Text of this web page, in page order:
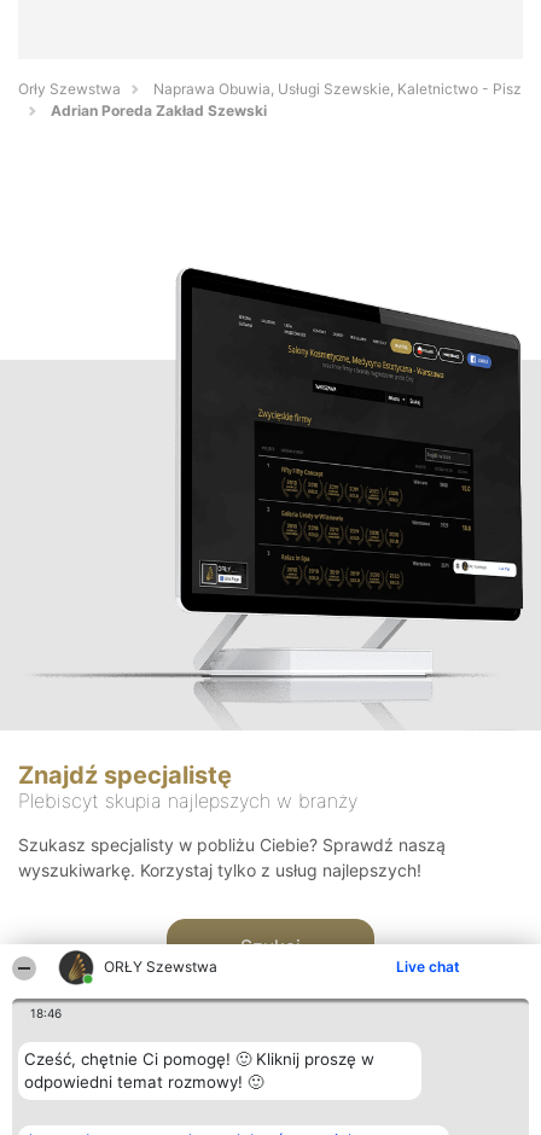
ORŁY Szewstwa Live chat
18:46
Cześć, chętnie Ci pomogę! 🙂 Kliknij proszę w
odpowiedni temat rozmowy! 🙂
Orły Szewstwa
Naprawa Obuwia, Usługi Szewskie, Kaletnictwo - Pisz
Adrian Poreda Zakład Szewski
Znajdź specjalistę
Plebiscyt skupia najlepszych w branży
Szukasz specjalisty w pobliżu Ciebie? Sprawdź naszą
wyszukiwarkę. Korzystaj tylko z usług najlepszych!
Szukaj
Organizator plebiscytu Plebiscyt Kontakt